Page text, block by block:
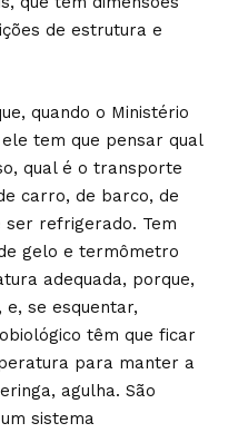
de estrutura e
quando o Ministério
tem que pensar qual
qual é o transporte
carro, de barco, de
ser refrigerado. Tem
gelo e termômetro
adequada, porque,
se esquentar,
têm que ficar
para manter a
agulha. São
sistema